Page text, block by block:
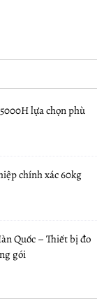
lựa chọn phù
chính xác 60kg
Quốc – Thiết bị đo
gói